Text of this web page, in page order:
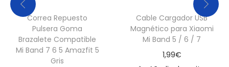
Correa Repuesto
Pulsera Goma
Brazalete Compatible
Mi Band 7 6 5 Amazfit 5
Gris
Cable Cargador USB
Magnético para Xiaomi
Mi Band 5 / 6 / 7
1,99€